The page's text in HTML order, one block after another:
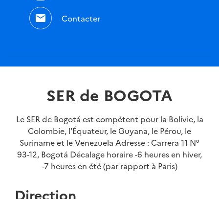
mail Contacter
SER de BOGOTA
Le SER de Bogotá est compétent pour la Bolivie, la
Colombie, l'Équateur, le Guyana, le Pérou, le
Suriname et le Venezuela Adresse : Carrera 11 N°
93-12, Bogotá Décalage horaire -6 heures en hiver,
-7 heures en été (par rapport à Paris)
Direction